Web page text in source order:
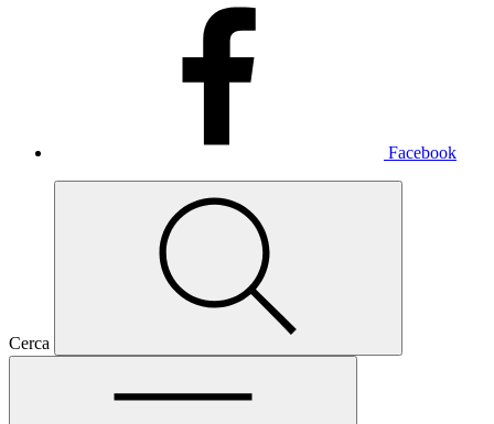
Facebook
Cerca